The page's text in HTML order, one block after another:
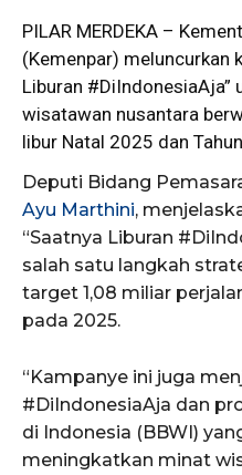
PILAR MERDEKA –
(Kemenpar) meluncurkan
Liburan #DiIndonesiaAja”
wisatawan nusantara
libur Natal 2025 dan
Deputi Bidang
Ayu Marthini,
“Saatnya Liburan
salah satu langkah
target 1,08 miliar
pada 2025.
“Kampanye ini juga
#DiIndonesiaAja dan
di Indonesia (BBWI)
meningkatkan minat